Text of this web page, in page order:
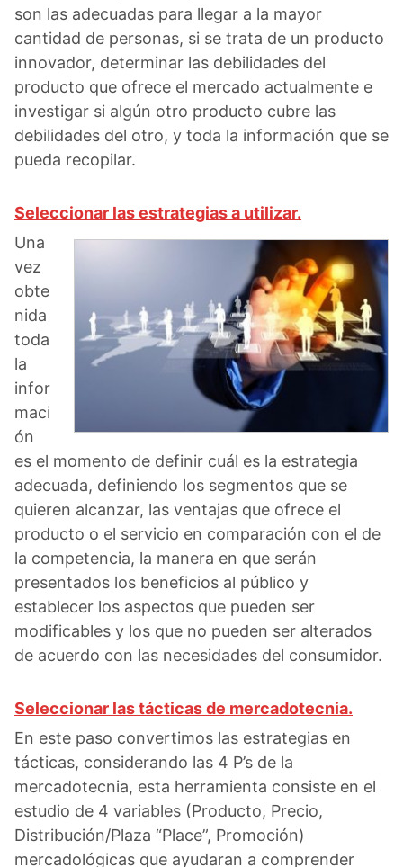
son las adecuadas para llegar a la mayor
cantidad de personas, si se trata de un producto
innovador, determinar las debilidades del
producto que ofrece el mercado actualmente e
investigar si algún otro producto cubre las
debilidades del otro, y toda la información que se
pueda recopilar.
Seleccionar las estrategias a utilizar.
Una
vez
obte
nida
toda
la
infor
maci
ón
es el momento de definir cuál es la estrategia
adecuada, definiendo los segmentos que se
quieren alcanzar, las ventajas que ofrece el
producto o el servicio en comparación con el de
la competencia, la manera en que serán
presentados los beneficios al público y
establecer los aspectos que pueden ser
modificables y los que no pueden ser alterados
de acuerdo con las necesidades del consumidor.
Seleccionar las tácticas de mercadotecnia.
En este paso convertimos las estrategias en
tácticas, considerando las 4 P’s de la
mercadotecnia, esta herramienta consiste en el
estudio de 4 variables (Producto, Precio,
Distribución/Plaza “Place”, Promoción)
mercadológicas que ayudaran a comprender